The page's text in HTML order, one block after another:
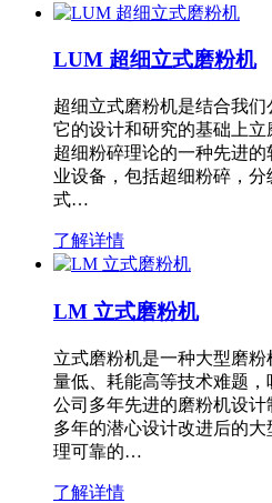
LUM 超细立式磨粉机
超细立式磨粉机是结合我们
它的设计和研究的基础上
超细粉碎理论的一种先进
业设备，包括超细粉碎，
式…
了解详情
LM 立式磨粉机
立式磨粉机是一种大型磨
量低、耗能高等技术难题
公司多年先进的磨粉机设
多年的潜心设计改进后的
理可靠的…
了解详情